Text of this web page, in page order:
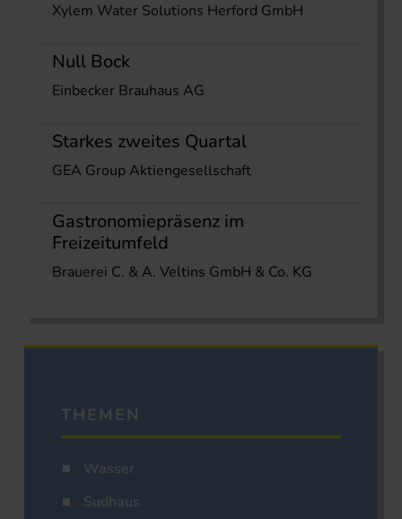
Xylem Water Solutions Herford GmbH
Null Bock
Einbecker Brauhaus AG
Starkes zweites Quartal
GEA Group Aktiengesellschaft
Gastronomiepräsenz im
Freizeitumfeld
Brauerei C. & A. Veltins GmbH & Co. KG
THEMEN
Wasser
Sudhaus